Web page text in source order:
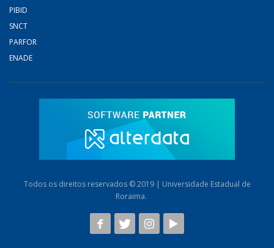
PIBID
SNCT
PARFOR
ENADE
Todos os direitos reservados © 2019 | Universidade Estadual de
Roraima.